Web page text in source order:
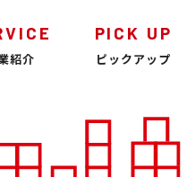
紹介
PICK UP
ピックアップ